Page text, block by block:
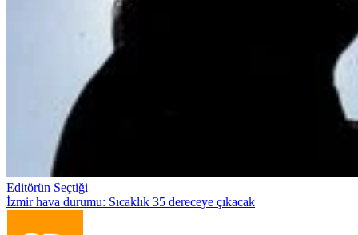
Editörün Seçtiği
İzmir hava durumu: Sıcaklık 35 dereceye çıkacak